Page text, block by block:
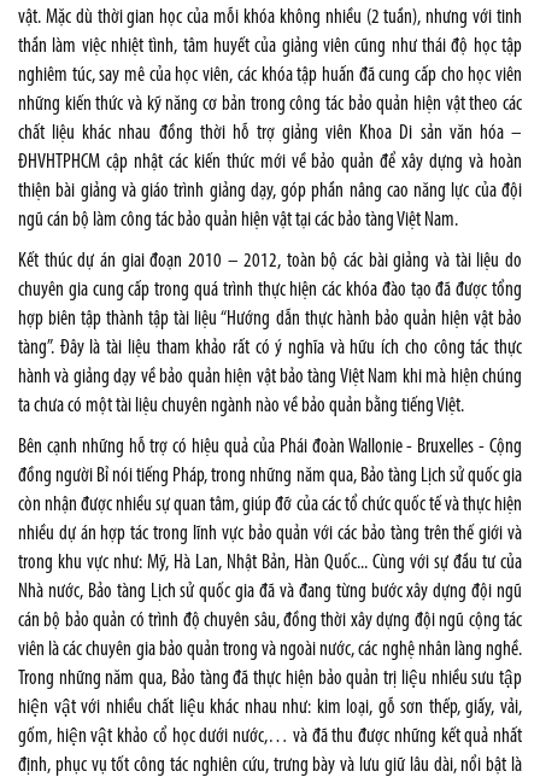
vật. Mặc dù thời gian học của mỗi khóa không nhiều (2 tuần), nhưng với tinh
thần làm việc nhiệt tình, tâm huyết của giảng viên cũng như thái độ học tập
nghiêm túc, say mê của học viên, các khóa tập huấn đã cung cấp cho học viên
những kiến thức và kỹ năng cơ bản trong công tác bảo quản hiện vật theo các
chất liệu khác nhau đồng thời hỗ trợ giảng viên Khoa Di sản văn hóa –
ĐHVHTPHCM cập nhật các kiến thức mới về bảo quản để xây dựng và hoàn
thiện bài giảng và giáo trình giảng dạy, góp phần nâng cao năng lực của đội
ngũ cán bộ làm công tác bảo quản hiện vật tại các bảo tàng Việt Nam.
Kết thúc dự án giai đoạn 2010 – 2012, toàn bộ các bài giảng và tài liệu do
chuyên gia cung cấp trong quá trình thực hiện các khóa đào tạo đã được tổng
hợp biên tập thành tập tài liệu “Hướng dẫn thực hành bảo quản hiện vật bảo
tàng”. Đây là tài liệu tham khảo rất có ý nghĩa và hữu ích cho công tác thực
hành và giảng dạy về bảo quản hiện vật bảo tàng Việt Nam khi mà hiện chúng
ta chưa có một tài liệu chuyên ngành nào về bảo quản bằng tiếng Việt.
Bên cạnh những hỗ trợ có hiệu quả của Phái đoàn Wallonie - Bruxelles - Cộng
đồng người Bỉ nói tiếng Pháp, trong những năm qua, Bảo tàng Lịch sử quốc gia
còn nhận được nhiều sự quan tâm, giúp đỡ của các tổ chức quốc tế và thực hiện
nhiều dự án hợp tác trong lĩnh vực bảo quản với các bảo tàng trên thế giới và
trong khu vực như: Mỹ, Hà Lan, Nhật Bản, Hàn Quốc... Cùng với sự đầu tư của
Nhà nước, Bảo tàng Lịch sử quốc gia đã và đang từng bước xây dựng đội ngũ
cán bộ bảo quản có trình độ chuyên sâu, đồng thời xây dựng đội ngũ cộng tác
viên là các chuyên gia bảo quản trong và ngoài nước, các nghệ nhân làng nghề.
Trong những năm qua, Bảo tàng đã thực hiện bảo quản trị liệu nhiều sưu tập
hiện vật với nhiều chất liệu khác nhau như: kim loại, gỗ sơn thếp, giấy, vải,
gốm, hiện vật khảo cổ học dưới nước,… và đã thu được những kết quả nhất
định, phục vụ tốt công tác nghiên cứu, trưng bày và lưu giữ lâu dài, nổi bật là